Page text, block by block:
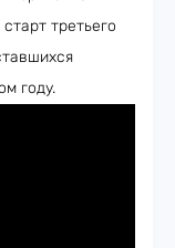
третьего
году.